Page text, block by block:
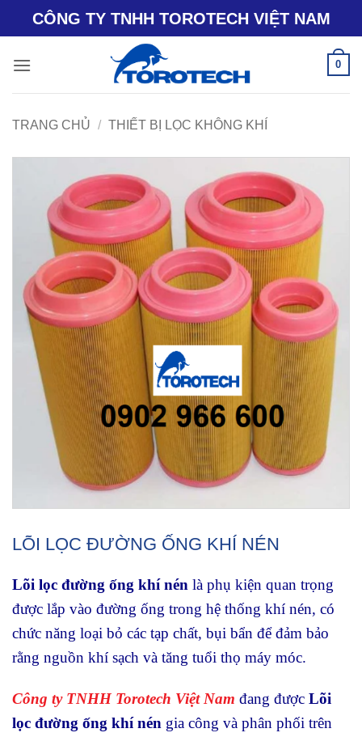
dung
CÔNG TY TNHH TOROTECH VIỆT NAM
0
TRANG CHỦ / THIẾT BỊ LỌC KHÔNG KHÍ
LÕI LỌC ĐƯỜNG ỐNG KHÍ NÉN
Lõi lọc đường ống khí nén là phụ kiện quan trọng
được lắp vào đường ống trong hệ thống khí nén, có
chức năng loại bỏ các tạp chất, bụi bẩn để đảm bảo
rằng nguồn khí sạch và tăng tuổi thọ máy móc.
Công ty TNHH Torotech Việt Nam đang được Lõi
lọc đường ống khí nén gia công và phân phối trên